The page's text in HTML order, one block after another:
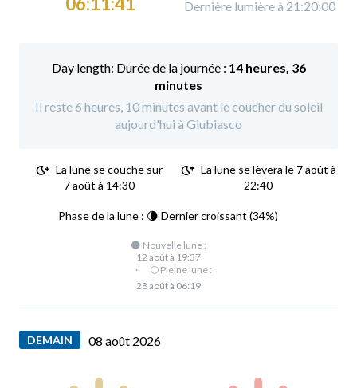
Dernière lumière à 21:20:00
Durée de la journée : 14 heures, 36
minutes
Il reste 6 heures, 10 minutes avant le coucher du soleil
aujourd'hui à Giubiasco
La lune se couche sur
7 août à 14:30
La lune se lèvera le 7 août à
22:40
Phase de la lune : 🌘 Dernier croissant (34%)
🌑 Nouvelle lune :
12 août à 19:37
·
🌕 Pleine lune :
28 août à 06:19
DEMAIN 08 août 2026